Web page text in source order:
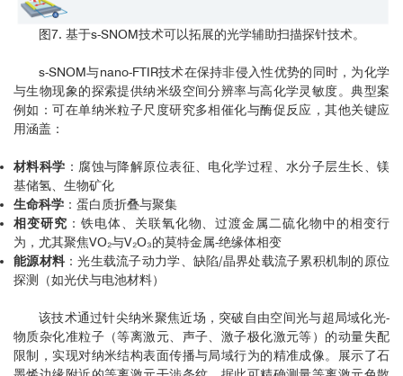
图7. 基于s-SNOM技术可以拓展的光学辅助扫描探针技术。
s-SNOM与nano-FTIR技术在保持非侵入性优势的同时，为化学
与生物现象的探索提供纳米级空间分辨率与高化学灵敏度。典型案
例如：可在单纳米粒子尺度研究多相催化与酶促反应，其他关键应
用涵盖：
材料科学 ：腐蚀与降解原位表征、电化学过程、水分子层生长、镁
基储氢、生物矿化
生命科学 ：蛋白质折叠与聚集
相变研究 ：铁电体、关联氧化物、过渡金属二硫化物中的相变行
为，尤其聚焦VO₂与V₂O₃的莫特金属-绝缘体相变
能源材料 ：光生载流子动力学、缺陷/晶界处载流子累积机制的原位
探测（如光伏与电池材料）
该技术通过针尖纳米聚焦近场，突破自由空间光与超局域化光-
物质杂化准粒子（等离激元、声子、激子极化激元等）的动量失配
限制，实现对纳米结构表面传播与局域行为的精准成像。展示了石